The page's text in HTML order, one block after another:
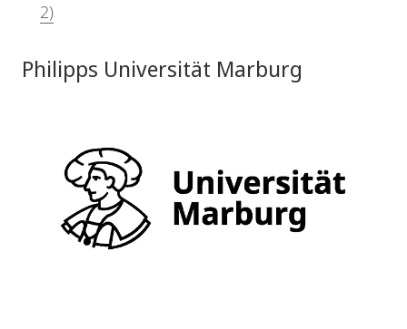
2)
Philipps Universität Marburg